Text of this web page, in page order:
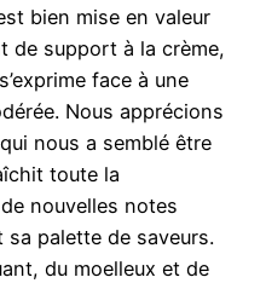
bien mise en valeur
de support à la crème,
face à une
Nous apprécions
qui nous a semblé être
toute la
nouvelles notes
palette de saveurs.
du moelleux et de